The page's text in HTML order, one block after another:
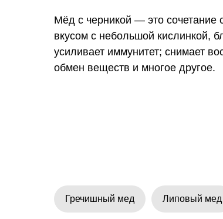
Мёд с черникой — это
вкусом с небольшой кислинкой,
усиливает иммунитет; снимает
обмен веществ и многое другое.
Гречишный мед Липовый мед